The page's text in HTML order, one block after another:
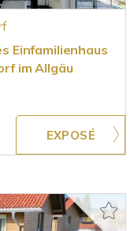
Einfamilienhaus
im Allgäu